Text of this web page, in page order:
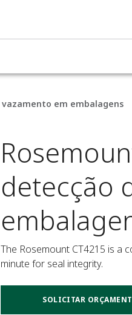
vazamento em embalagens
detecção
The Rosemount CT4215 is a
minute for seal integrity.
SOLICITAR